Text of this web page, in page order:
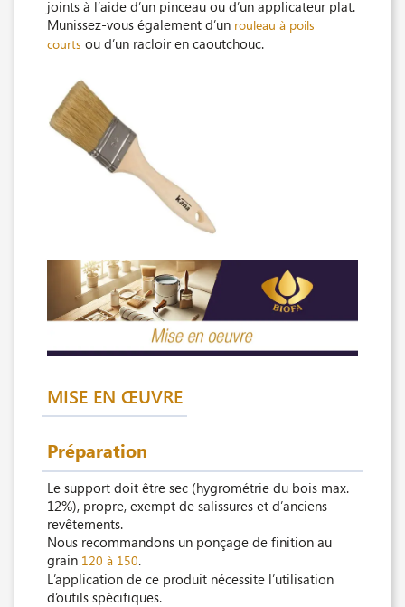
joints à l’aide d’un pinceau ou d’un applicateur plat.
Munissez-vous également d’un rouleau à poils
courts ou d’un racloir en caoutchouc.
MISE EN ŒUVRE
Préparation
Le support doit être sec (hygrométrie du bois max.
12%), propre, exempt de salissures et d’anciens
revêtements.
Nous recommandons un ponçage de finition au
grain 120 à 150.
L’application de ce produit nécessite l’utilisation
d’outils spécifiques.